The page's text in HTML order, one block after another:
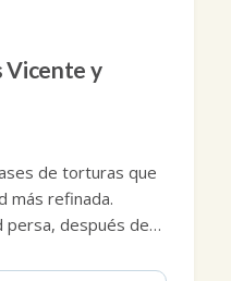
Vicente y
de torturas que
más refinada.
persa, después de…